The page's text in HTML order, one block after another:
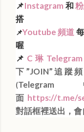
📌Instagram 和
搭
📌Youtube 頻道
喔
📌 C琳
下”JOIN”追蹤
(
面 https://t.me/
對話框裡送出，